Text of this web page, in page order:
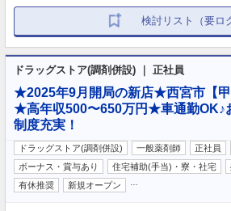
検討リスト（要ロ
ドラッグストア(調剤併設) ｜ 正社員
★2025年9月開局の新店★西宮市【甲
★高年収500〜650万円★車通勤OK♪
制度充実！
ドラッグストア(調剤併設) 一般薬剤師 正社員
ボーナス・賞与あり
住宅補助(手当)・寮・社宅
有休推奨
新規オープン